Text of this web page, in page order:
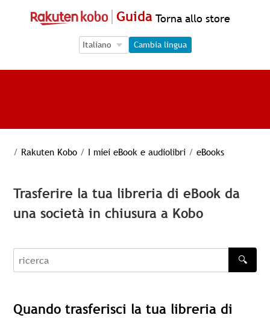
Guida Torna allo store
Language Selection
Language Selection
Cambia lingua
/ Rakuten Kobo / I miei eBook e audiolibri / eBooks
Trasferire la tua libreria di eBook da
una società in chiusura a Kobo
recherche
🔍
Quando trasferisci la tua libreria di